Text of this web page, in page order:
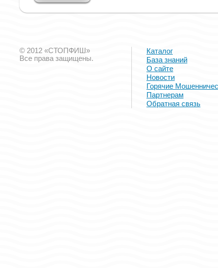
© 2012 «СТОПФИШ»
Все права защищены.
Каталог
База знаний
О сайте
Новости
Горячие
Партнерам
Обратная связь